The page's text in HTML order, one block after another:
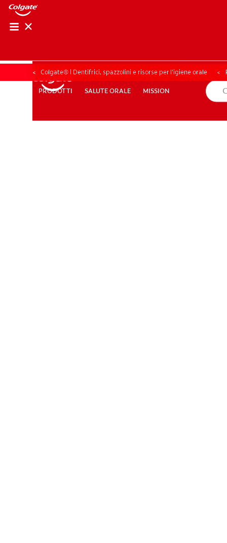
PRODOTTI SALUTE ORALE MISSION
PRODOTTI SALUTE ORALE MISSION
CONTROLLO
Colgate® | Dentifrici, spazzolini e risorse per l’igiene orale